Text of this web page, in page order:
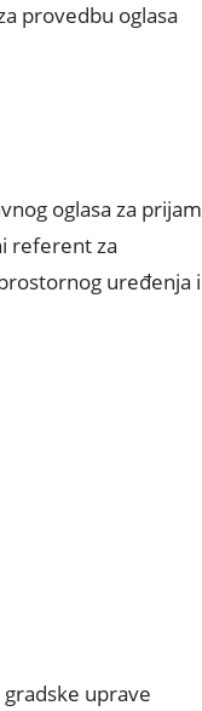
provedbu oglasa
oglasa za prijam
referent za
uređenja i
uprave